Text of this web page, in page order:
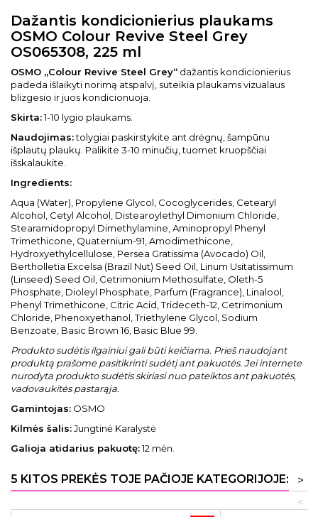
Dažantis kondicionierius plaukams
OSMO Colour Revive Steel Grey
OS065308, 225 ml
OSMO „Colour Revive Steel Grey“ dažantis kondicionierius
padeda išlaikyti norimą atspalvį, suteikia plaukams vizualaus
blizgesio ir juos kondicionuoja.
Skirta:1-10 lygio plaukams.
Naudojimas:tolygiai paskirstykite ant drėgnų, šampūnu
išplautų plaukų. Palikite 3-10 minučių, tuomet kruopščiai
išskalaukite.
Ingredients:
Aqua (Water), Propylene Glycol, Cocoglycerides, Cetearyl
Alcohol, Cetyl Alcohol, Distearoylethyl Dimonium Chloride,
Stearamidopropyl Dimethylamine, Aminopropyl Phenyl
Trimethicone, Quaternium-91, Amodimethicone,
Hydroxyethylcellulose, Persea Gratissima (Avocado) Oil,
Bertholletia Excelsa (Brazil Nut) Seed Oil, Linum Usitatissimum
(Linseed) Seed Oil, Cetrimonium Methosulfate, Oleth-5
Phosphate, Dioleyl Phosphate, Parfum (Fragrance), Linalool,
Phenyl Trimethicone, Citric Acid, Trideceth-12, Cetrimonium
Chloride, Phenoxyethanol, Triethylene Glycol, Sodium
Benzoate, Basic Brown 16, Basic Blue 99.
Produkto sudėtis ilgainiui gali būti keičiama. Prieš naudojant
produktą prašome pasitikrinti sudėtį ant pakuotės. Jei internete
nurodyta produkto sudėtis skiriasi nuo pateiktos ant pakuotės,
vadovaukitės pastarąja.
Gamintojas: OSMO
Kilmės šalis:Jungtinė Karalystė
Galioja atidarius pakuotę:12 mėn.
5 KITOS PREKĖS TOJE PAČIOJE KATEGORIJOJE:
>
<